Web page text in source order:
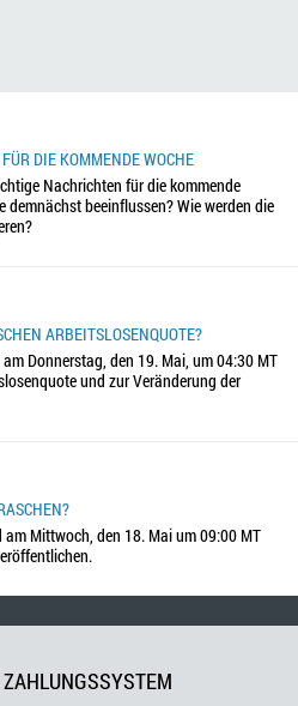
DIE KOMMENDE WOCHE
Nachrichten für die kommende
beeinflussen? Wie werden die
ARBEITSLOSENQUOTE?
Donnerstag, den 19. Mai, um 04:30 MT
und zur Veränderung der
Mittwoch, den 18. Mai um 09:00 MT